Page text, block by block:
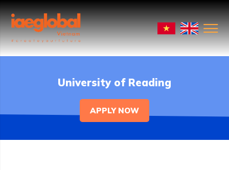
University of Reading
APPLY NOW